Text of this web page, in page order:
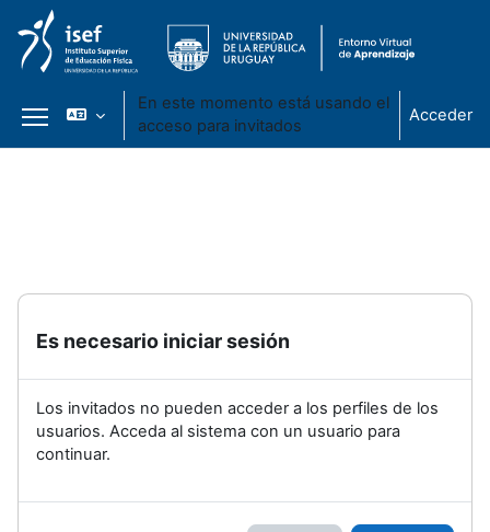
Panel lateral
En este momento está usando el
acceso para invitados
Acceder
Es necesario iniciar sesión
Los invitados no pueden acceder a los perfiles de los
usuarios. Acceda al sistema con un usuario para
continuar.